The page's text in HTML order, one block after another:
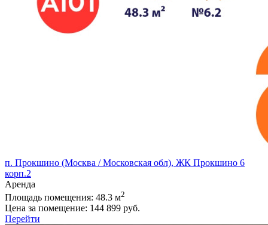
п. Прокшино (Москва / Московская обл), ЖК Прокшино 6
корп.2
Аренда
Площадь помещения: 48.3 м2
Цена за помещение: 144 899 руб.
Перейти